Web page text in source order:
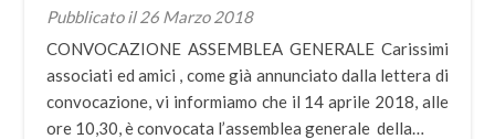
Pubblicato il 26 Marzo 2018
CONVOCAZIONE ASSEMBLEA GENERALE Carissimi
associati ed amici , come già annunciato dalla lettera di
convocazione, vi informiamo che il 14 aprile 2018, alle
ore 10,30, è convocata l’assemblea generale della…